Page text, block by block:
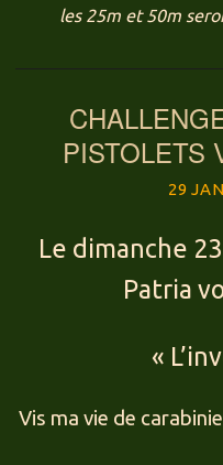
les 25m et 50m
PISTOLETS
29
Le dimanche
Patria
«
Vis ma vie de